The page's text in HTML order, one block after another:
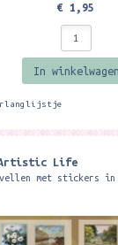
€ 1,95
In winkelwagen
Artistic Life
met stickers in